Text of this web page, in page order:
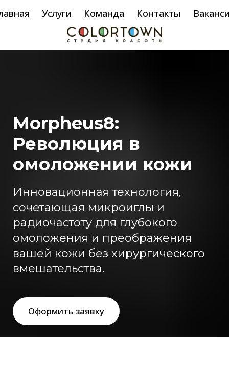
Услуги Команда Контакты
Morpheus8:
Революция в
омоложении кожи
Инновационная технология,
сочетающая микроиглы и
радиочастоту для глубокого
омоложения и преображения
вашей кожи без хирургического
вмешательства.
Оформить заявку